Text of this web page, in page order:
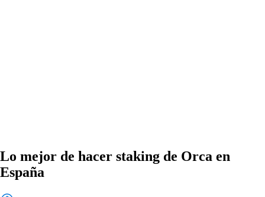
Lo mejor de hacer staking de Orca en
España